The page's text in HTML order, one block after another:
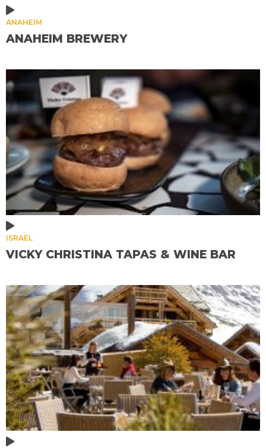
ANAHEIM
ANAHEIM BREWERY
ISRAEL
VICKY CHRISTINA TAPAS & WINE BAR